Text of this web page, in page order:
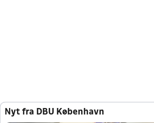
Nyt fra DBU København